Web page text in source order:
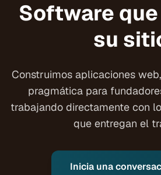
Software
su
Construimos aplicaciones
pragmática para
trabajando directamente con
que entregan el
Inicia una